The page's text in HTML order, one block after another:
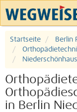
Startseite
Berlin
in Berlin